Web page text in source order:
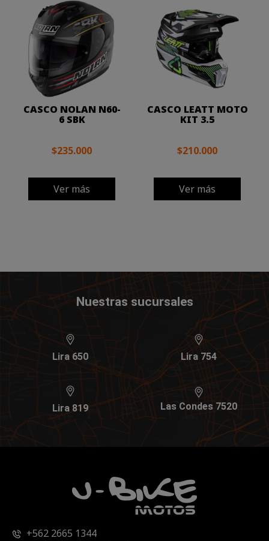
CASCO NOLAN N60-
6 SBK
$235.000
Ver más
CASCO LEATT MOTO
KIT 3.5
$210.000
Ver más
Nuestras sucursales
Lira 650 Lira 754
Lira 819 Las Condes 7520
+562 2665 1344